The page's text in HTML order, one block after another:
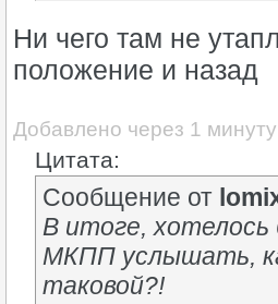
Ни чего там не
положение и назад
Добавлено через 1 минуту
Цитата:
Сообщение от
В итоге,
МКПП услышать,
таковой?!